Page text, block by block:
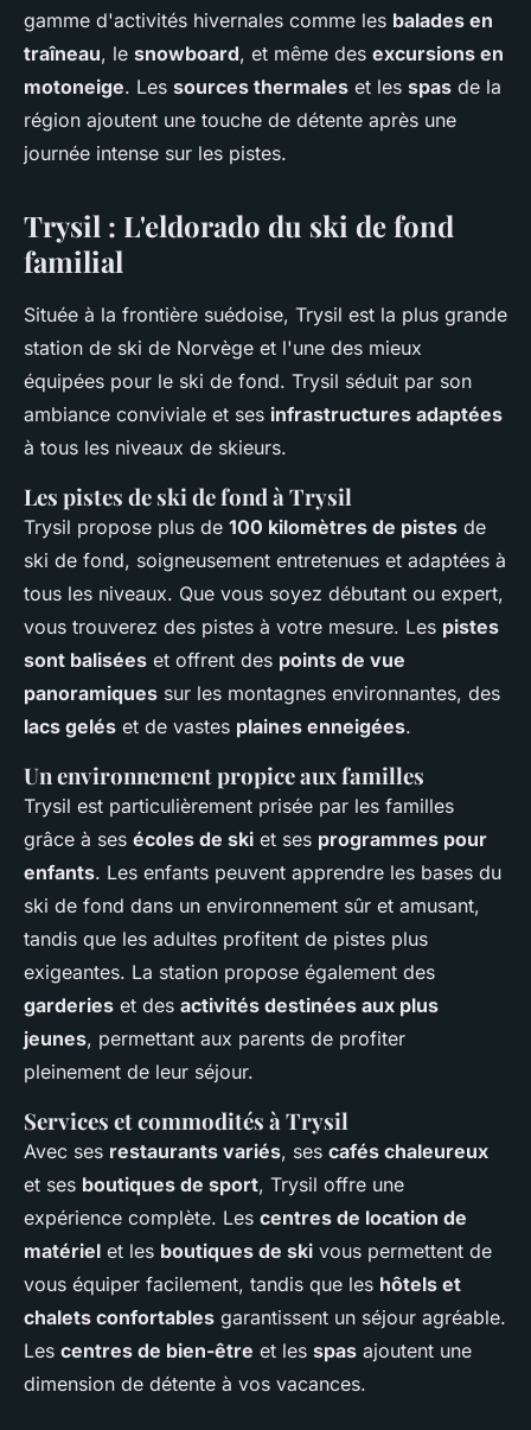
gamme d'activités hivernales comme les balades en
traîneau, le snowboard, et même des excursions en
motoneige. Les sources thermales et les spas de la
région ajoutent une touche de détente après une
journée intense sur les pistes.
Trysil : L'eldorado du ski de fond
familial
Située à la frontière suédoise, Trysil est la plus grande
station de ski de Norvège et l'une des mieux
équipées pour le ski de fond. Trysil séduit par son
ambiance conviviale et ses infrastructures adaptées
à tous les niveaux de skieurs.
Les pistes de ski de fond à Trysil
Trysil propose plus de 100 kilomètres de pistes de
ski de fond, soigneusement entretenues et adaptées à
tous les niveaux. Que vous soyez débutant ou expert,
vous trouverez des pistes à votre mesure. Les pistes
sont balisées et offrent des points de vue
panoramiques sur les montagnes environnantes, des
lacs gelés et de vastes plaines enneigées.
Un environnement propice aux familles
Trysil est particulièrement prisée par les familles
grâce à ses écoles de ski et ses programmes pour
enfants. Les enfants peuvent apprendre les bases du
ski de fond dans un environnement sûr et amusant,
tandis que les adultes profitent de pistes plus
exigeantes. La station propose également des
garderies et des activités destinées aux plus
jeunes, permettant aux parents de profiter
pleinement de leur séjour.
Services et commodités à Trysil
Avec ses restaurants variés, ses cafés chaleureux
et ses boutiques de sport, Trysil offre une
expérience complète. Les centres de location de
matériel et les boutiques de ski vous permettent de
vous équiper facilement, tandis que les hôtels et
chalets confortables garantissent un séjour agréable.
Les centres de bien-être et les spas ajoutent une
dimension de détente à vos vacances.